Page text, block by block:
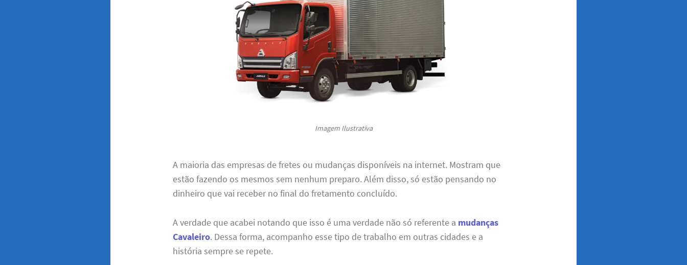
Imagem Ilustrativa
A maioria das empresas de fretes ou mudanças disponíveis na internet. Mostram que
estão fazendo os mesmos sem nenhum preparo. Além disso, só estão pensando no
dinheiro que vai receber no final do fretamento concluído.
A verdade que acabei notando que isso é uma verdade não só referente a mudanças
Cavaleiro. Dessa forma, acompanho esse tipo de trabalho em outras cidades e a
história sempre se repete.